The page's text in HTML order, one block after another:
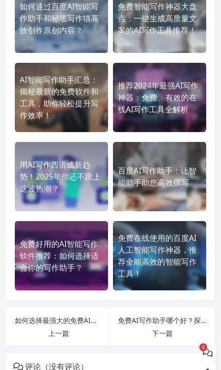
如何通过百度AI智能写
作助手和秘塔写作猫高
效创作原创内容？
免费智能写作神器大盘
点：一键生成高质量文
案的AI写作工具推荐！
AI智能写作助手汇总：
揭秘最新的免费软件和
工具，助你轻松提升写
作效率！
推荐2024年最强AI写作
神器：免费、有效的在
线AI写作工具全解析
用AI写作西语成新趋
势！2025年你还不跟上
这波热潮？
百度AI写作助手：让智
能助手助您高效撰写
免费好用的AI智能写作
软件推荐：如何选择适
合你的写作助手？
免费在线使用的百度AI
人工智能写作神器，推
荐全能高效的智能写作
工具！
如何选择最强大的免费AI写作与办公工具，提升创作效率与质量？
上一篇
免费AI写作助手哪个好？探秘2024年最强大、实用的AI工具！
下一篇
评论（没有评论）
0